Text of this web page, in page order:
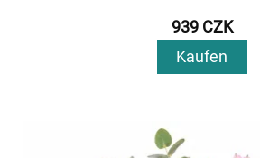
939 CZK
Kaufen